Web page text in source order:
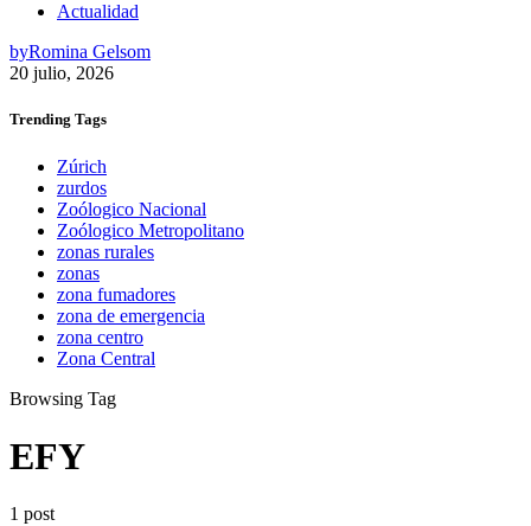
Actualidad
byRomina Gelsom
20 julio, 2026
Trending Tags
Zúrich
zurdos
Zoólogico Nacional
Zoólogico Metropolitano
zonas rurales
zonas
zona fumadores
zona de emergencia
zona centro
Zona Central
Browsing Tag
EFY
1 post